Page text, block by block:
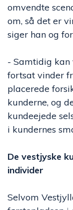
omvendte
om, så det er
siger han og
- Samtidig kan
fortsat vinder
placerede
kunderne, og
kundeejede
i kundernes
De vestjyske
individer
Selvom